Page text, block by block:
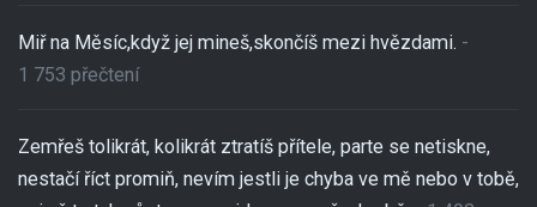
Miř na Měsíc,když jej mineš,skončíš mezi hvězdami. -
1 753 přečtení
Zemřeš tolikrát, kolikrát ztratíš přítele, parte se netiskne,
nestačí říct promiň, nevím jestli je chyba ve mě nebo v tobě,